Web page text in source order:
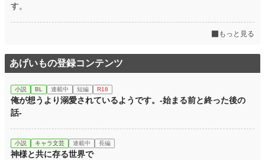
す。
もっと見る
あげいもの登録コンテンツ
小説 BL 連載中 短編 R18
俺が想うより溺愛されているようです。-始まる前と終った後の
話-
小説 キャラ文芸 連載中 長編
神様と共に存る世界で